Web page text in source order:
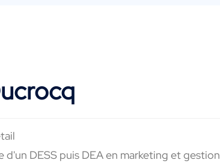
DESS puis DEA en marketing et gestion